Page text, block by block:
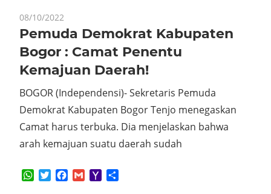
08/10/2022
Pemuda Demokrat Kabupaten
Bogor : Camat Penentu
Kemajuan Daerah!
BOGOR (Independensi)- Sekretaris Pemuda
Demokrat Kabupaten Bogor Tenjo menegaskan
Camat harus terbuka. Dia menjelaskan bahwa
arah kemajuan suatu daerah sudah
WhatsApp
TwitterFacebook
GmailYahoo